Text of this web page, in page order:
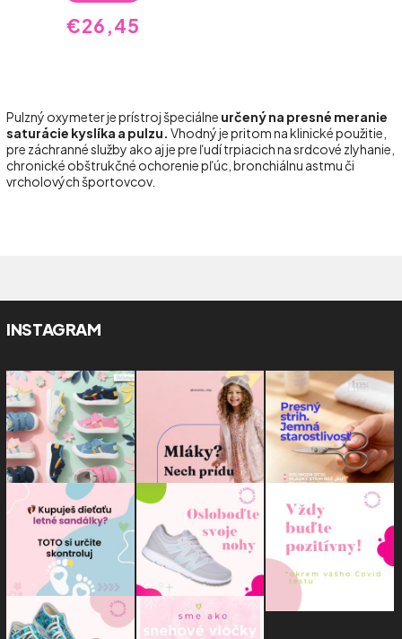
€26,45
Pulzný oxymeter je prístroj špeciálne určený na presné meranie
saturácie kyslíka a pulzu. Vhodný je pritom na klinické použitie,
pre záchranné služby ako aj je pre ľudí trpiacich na srdcové zlyhanie,
chronické obštrukčné ochorenie pľúc, bronchiálnu astmu či
vrcholových športovcov.
INSTAGRAM